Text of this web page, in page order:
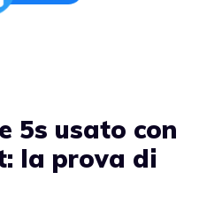
5s usato con
la prova di